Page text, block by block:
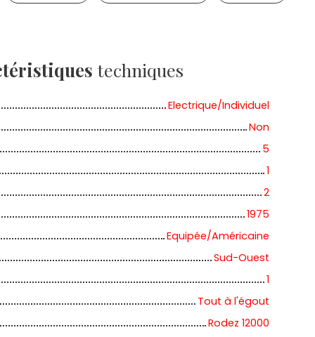
techniques
Electrique/Individuel
Non
5
1
2
1975
Equipée/Américaine
Sud-Ouest
1
Tout à l'égout
Rodez 12000